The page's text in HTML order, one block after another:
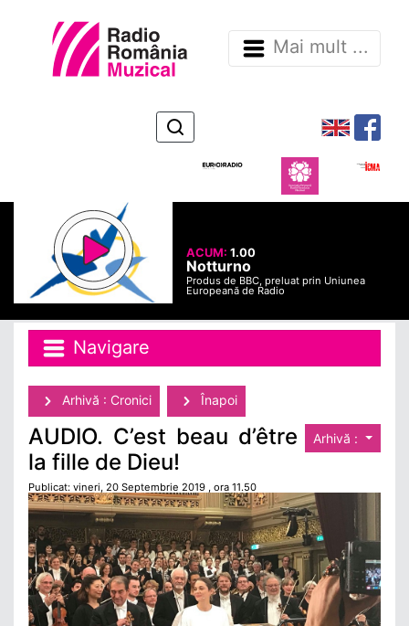
Mai mult ...
ACUM:1.00
Notturno
Produs de BBC, preluat prin Uniunea
Europeană de Radio
Navigare
Arhivă : Cronici Înapoi
Arhivă :
AUDIO. C’est beau d’être
la fille de Dieu!
Publicat: vineri, 20 Septembrie 2019 , ora 11.50